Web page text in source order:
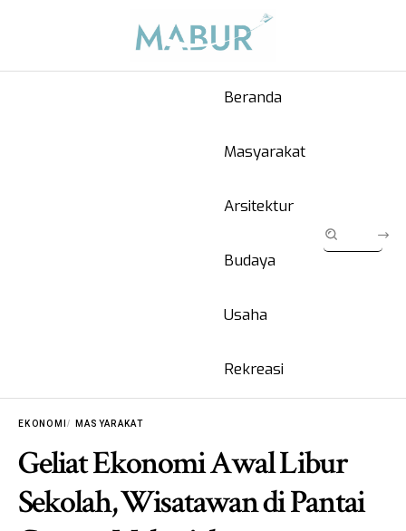
Beranda
Masyarakat
Arsitektur
Budaya
Usaha
Rekreasi
EKONOMI MASYARAKAT
Geliat Ekonomi Awal Libur
Sekolah, Wisatawan di Pantai